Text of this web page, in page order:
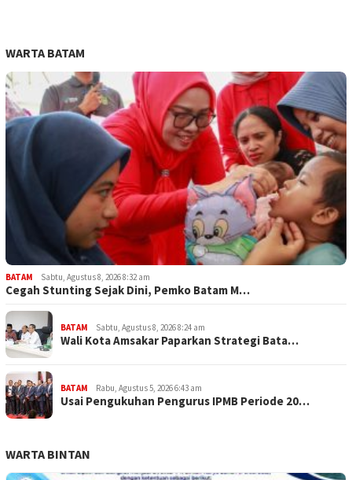
WARTA BATAM
BATAM Sabtu, Agustus 8, 2026 8:32 am
Cegah Stunting Sejak Dini, Pemko Batam M…
BATAM Sabtu, Agustus 8, 2026 8:24 am
Wali Kota Amsakar Paparkan Strategi Bata…
BATAM Rabu, Agustus 5, 2026 6:43 am
Usai Pengukuhan Pengurus IPMB Periode 20…
WARTA BINTAN